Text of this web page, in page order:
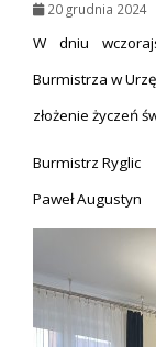
20 grudnia 2024
W dniu
Burmistrza w
złożenie życzeń
Burmistrz Ryglic
Paweł Augustyn